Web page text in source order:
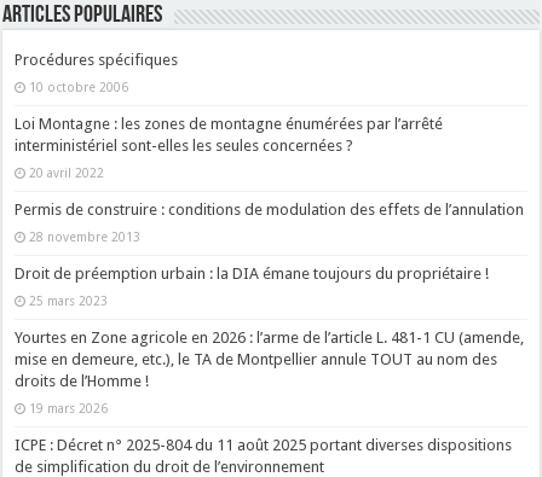
ARTICLES POPULAIRES
Procédures spécifiques
10 octobre 2006
Loi Montagne : les zones de montagne énumérées par l’arrêté
interministériel sont-elles les seules concernées ?
20 avril 2022
Permis de construire : conditions de modulation des effets de l’annulation
28 novembre 2013
Droit de préemption urbain : la DIA émane toujours du propriétaire !
25 mars 2023
Yourtes en Zone agricole en 2026 : l’arme de l’article L. 481-1 CU (amende,
mise en demeure, etc.), le TA de Montpellier annule TOUT au nom des
droits de l’Homme !
19 mars 2026
ICPE : Décret n° 2025-804 du 11 août 2025 portant diverses dispositions
de simplification du droit de l’environnement